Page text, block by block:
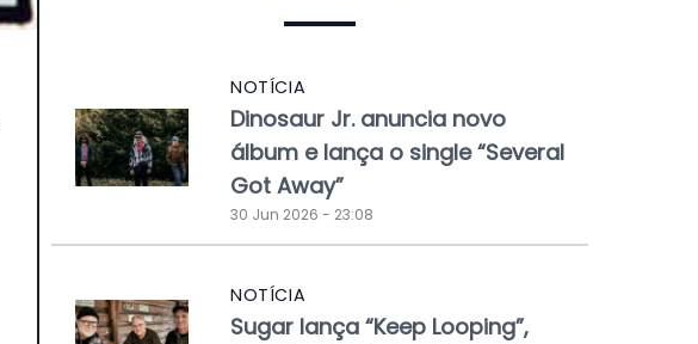
NOTÍCIA
Dinosaur Jr. anuncia novo
álbum e lança o single “Several
Got Away”
30 Jun 2026 - 23:08
NOTÍCIA
Sugar lança “Keep Looping”,